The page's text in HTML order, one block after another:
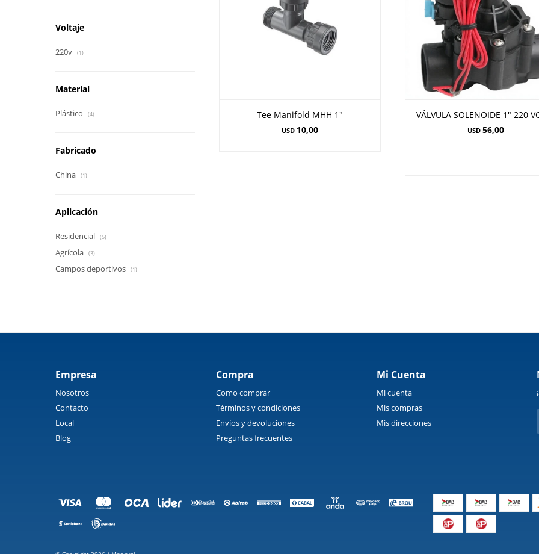
Tee Manifold MHH 1"
USD 10,00
VÁLVULA SOLENOIDE 1" 220
USD 56,00
Voltaje
220v (1)
Material
Plástico (4)
Fabricado
China (1)
Aplicación
Residencial (5)
Agrícola (3)
Campos deportivos (1)
Empresa
Nosotros
Contacto
Local
Blog
Compra
Como comprar
Términos y condiciones
Envíos y devoluciones
Preguntas frecuentes
Mi Cuenta
Mi cuenta
Mis compras
Mis direcciones